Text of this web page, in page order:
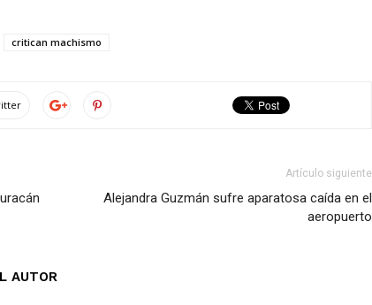
critican machismo
Artículo siguiente
Alejandra Guzmán sufre aparatosa caída en el
aeropuerto
AUTOR